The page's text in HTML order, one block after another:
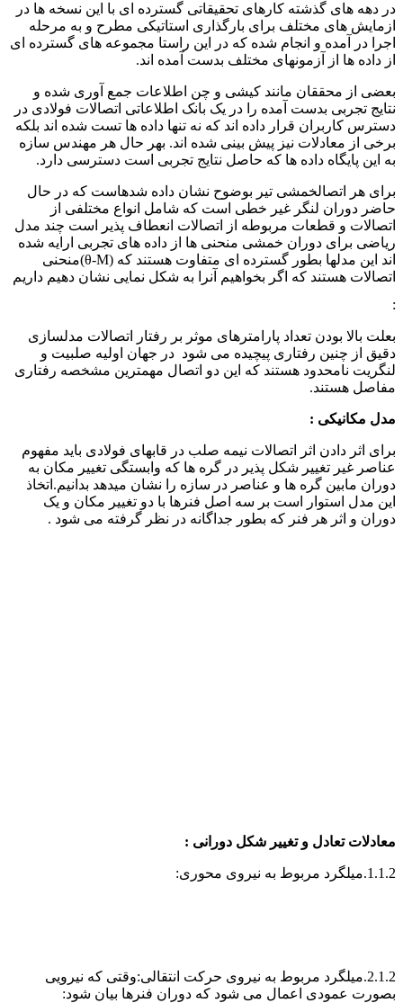
دهه های گذشته کارهای تحقیقاتی گسترده ای با این نسخه ها در
های مختلف برای بارگذاری استاتیکی مطرح و به مرحله
در آمده و انجام شده که در این راستا مجموعه های گسترده ای
داده ها از آزمونهای مختلف بدست آمده اند.
از محققان مانند کیشی و چن اطلاعات جمع آوری شده و
تجربی بدست آمده را در یک بانک اطلاعاتی اتصالات فولادی در
کاربران قرار داده اند که نه تنها داده ها تست شده اند بلکه
از معادلات نیز پیش بینی شده اند. بهر حال هر مهندس سازه
این پایگاه داده ها که حاصل نتایج تجربی است دسترسی دارد.
هر اتصالخمشی تیر بوضوح نشان داده شدهاست که در حال
دوران لنگر غیر خطی است که شامل انواع مختلفی از
و قطعات مربوطه از اتصالات انعطاف پذیر است چند مدل
برای دوران خمشی منحنی ها از داده های تجربی ارایه شده
اند این مدلها بطور گسترده ای متفاوت هستند که (θ-M)منحنی
هستند که اگر بخواهیم آنرا به شکل نمایی نشان دهیم داریم
بالا بودن تعداد پارامترهای موثر بر رفتار اتصالات مدلسازی
از چنین رفتاری پیچیده می شود در جهان اولیه صلبیت و
نامحدود هستند که این دو اتصال مهمترین مشخصه رفتاری
هستند.
مکانیکی :
اثر دادن اثر اتصالات نیمه صلب در قابهای فولادی باید مفهوم
غیر تغییر شکل پذیر در گره ها که وابستگی تغییر مکان به
مابین گره ها و عناصر در سازه را نشان میدهد بدانیم.اتخاذ
مدل استوار است بر سه اصل فنرها با دو تغییر مکان و یک
و اثر هر فنر که بطور جداگانه در نظر گرفته می شود .
تعادل و تغییر شکل دورانی :
مربوط به نیروی محوری:
2.1.2.میلگرد مربوط به نیروی حرکت انتقالی:وقتی که نیرویی
عمودی اعمال می شود که دوران فنرها بیان شود: